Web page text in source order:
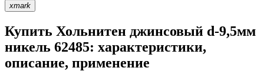
xmark
Купить Хольнитен джинсовый d-9,5мм
никель 62485: характеристики,
описание, применение